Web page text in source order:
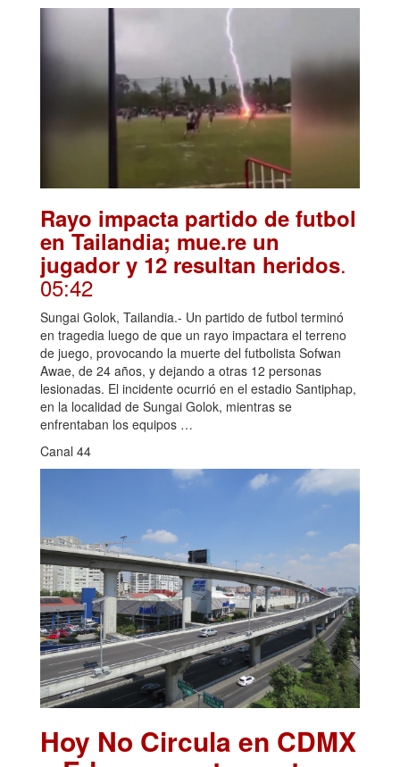
Rayo impacta partido de futbol
en Tailandia; mue.re un
jugador y 12 resultan heridos.
05:42
Sungai Golok, Tailandia.- Un partido de futbol terminó
en tragedia luego de que un rayo impactara el terreno
de juego, provocando la muerte del futbolista Sofwan
Awae, de 24 años, y dejando a otras 12 personas
lesionadas. El incidente ocurrió en el estadio Santiphap,
en la localidad de Sungai Golok, mientras se
enfrentaban los equipos …
Canal 44
Hoy No Circula en CDMX